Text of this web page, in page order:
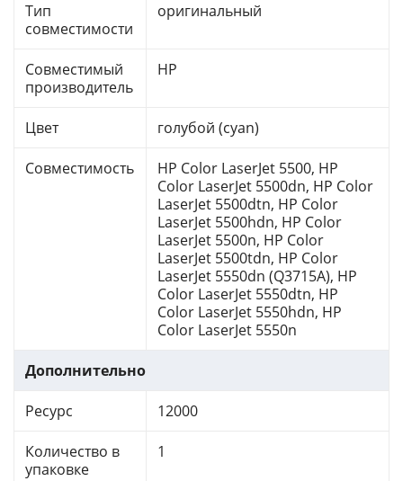
Тип
совместимости
оригинальный
Совместимый
производитель
HP
Цвет голубой (cyan)
Совместимость
HP Color LaserJet 5500, HP
Color LaserJet 5500dn, HP Color
LaserJet 5500dtn, HP Color
LaserJet 5500hdn, HP Color
LaserJet 5500n, HP Color
LaserJet 5500tdn, HP Color
LaserJet 5550dn (Q3715A), HP
Color LaserJet 5550dtn, HP
Color LaserJet 5550hdn, HP
Color LaserJet 5550n
Дополнительно
Ресурс 12000
Количество в
упаковке
1